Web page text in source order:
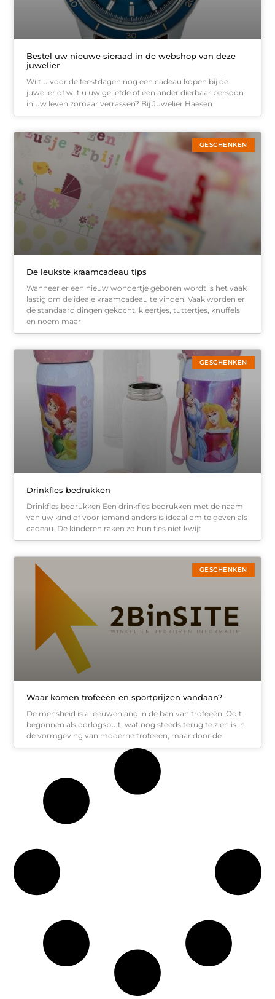
Bestel uw nieuwe sieraad in de webshop van deze
juwelier
Wilt u voor de feestdagen nog een cadeau kopen bij de
juwelier of wilt u uw geliefde of een ander dierbaar persoon
in uw leven zomaar verrassen? Bij Juwelier Haesen
GESCHENKEN
De leukste kraamcadeau tips
Wanneer er een nieuw wondertje geboren wordt is het vaak
lastig om de ideale kraamcadeau te vinden. Vaak worden er
de standaard dingen gekocht, kleertjes, tuttertjes, knuffels
en noem maar
GESCHENKEN
Drinkfles bedrukken
Drinkfles bedrukken Een drinkfles bedrukken met de naam
van uw kind of voor iemand anders is ideaal om te geven als
cadeau. De kinderen raken zo hun fles niet kwijt
GESCHENKEN
Waar komen trofeeën en sportprijzen vandaan?
De mensheid is al eeuwenlang in de ban van trofeeën. Ooit
begonnen als oorlogsbuit, wat nog steeds terug te zien is in
de vormgeving van moderne trofeeën, maar door de